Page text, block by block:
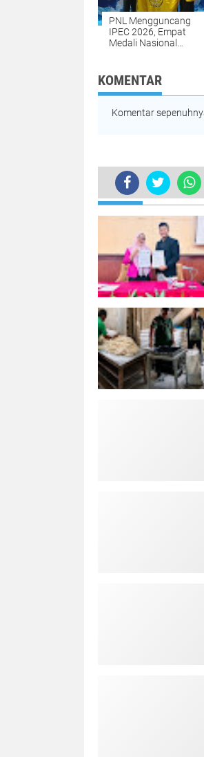
PNL Mengguncang
IPEC 2026, Empat
Medali Nasional
KOMENTAR
Komentar
Peduli
TERKINI